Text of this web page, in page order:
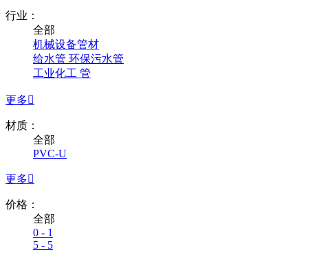
行业：
全部
机械设备管材
给水管 环保污水管
工业化工 管
更多
材质：
全部
PVC-U
更多
价格：
全部
0 - 1
5 - 5